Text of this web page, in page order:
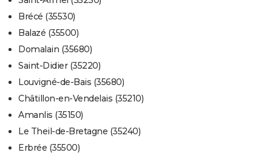
Brécé (35530)
Balazé (35500)
Domalain (35680)
Saint-Didier (35220)
Louvigné-de-Bais (35680)
Châtillon-en-Vendelais (35210)
Amanlis (35150)
Le Theil-de-Bretagne (35240)
Erbrée (35500)